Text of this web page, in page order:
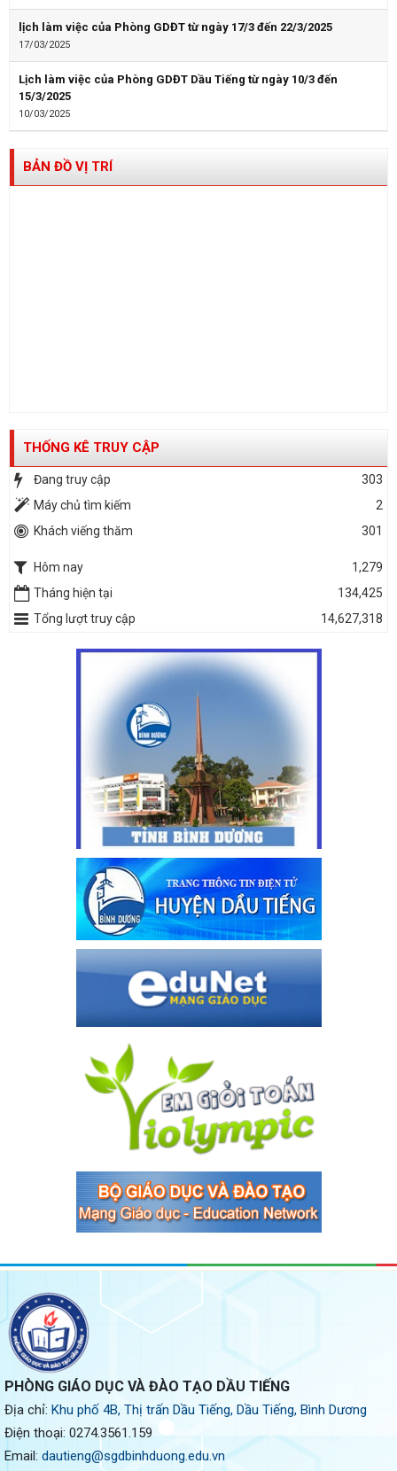
lịch làm việc của Phòng GDĐT từ ngày 17/3 đến 22/3/2025
17/03/2025
Lịch làm việc của Phòng GDĐT Dầu Tiếng từ ngày 10/3 đến
15/3/2025
10/03/2025
BẢN ĐỒ VỊ TRÍ
THỐNG KÊ TRUY CẬP
Đang truy cập
303
Máy chủ tìm kiếm
2
Khách viếng thăm
301
Hôm nay
1,279
Tháng hiện tại
134,425
Tổng lượt truy cập
14,627,318
PHÒNG GIÁO DỤC VÀ ĐÀO TẠO DẦU TIẾNG
Địa chỉ: Khu phố 4B, Thị trấn Dầu Tiếng, Dầu Tiếng, Bình Dương
Điện thoại: 0274.3561.159
Email: dautieng@sgdbinhduong.edu.vn